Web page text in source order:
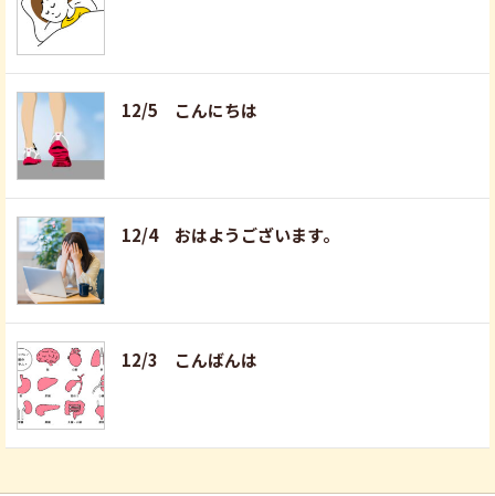
12/5 こんにちは
12/4 おはようございます。
12/3 こんばんは